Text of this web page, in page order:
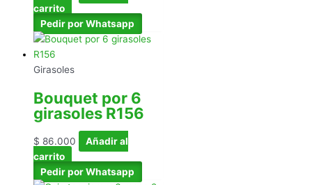
carrito
Pedir por Whatsapp
Girasoles
Bouquet por 6
girasoles R156
$ 86.000
Añadir al
carrito
Pedir por Whatsapp